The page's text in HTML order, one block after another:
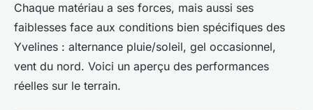
Chaque matériau a ses forces, mais aussi ses
faiblesses face aux conditions bien spécifiques des
Yvelines : alternance pluie/soleil, gel occasionnel,
vent du nord. Voici un aperçu des performances
réelles sur le terrain.